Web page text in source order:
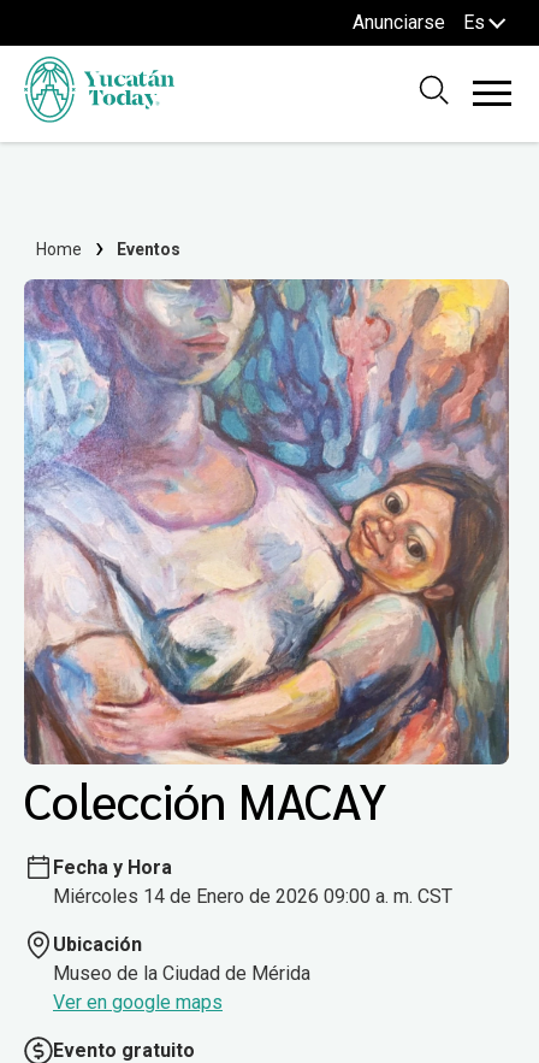
Anunciarse Es
Home Eventos
Colección MACAY
Fecha y Hora
Miércoles 14 de Enero de 2026 09:00 a. m. CST
Ubicación
Museo de la Ciudad de Mérida
Ver en google maps
Evento gratuito